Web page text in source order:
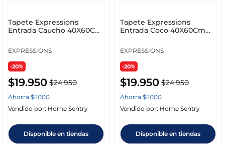
Tapete Expressions
Entrada Caucho 40X60Cm
EXPRESSIONS
-20%
$19.950 $24.950
Ahorra $5000
Vendido por: Home Sentry
Disponible en tiendas
Tapete Expressions
Entrada Coco 40X60Cm
EXPRESSIONS
-20%
$19.950 $24.950
Ahorra $5000
Vendido por: Home Sentry
Disponible en tiendas